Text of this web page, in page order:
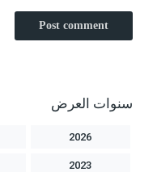
سنوات العرض
2026
2023